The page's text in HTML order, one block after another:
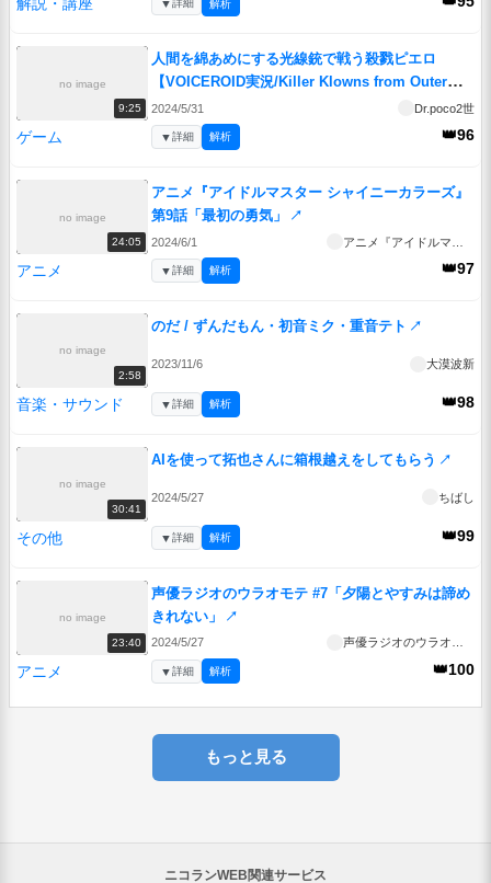
解説・講座 ▼詳細 解析
no image
9:25
人間を綿あめにする光線銃で戦う殺戮ピエロ
【VOICEROID実況/Killer Klowns from Outer
Space: The Game/キラークラウン】
2024/5/31 Dr.poco2世
ゲーム 👑96
▼詳細 解析
no image
24:05
アニメ『アイドルマスター シャイニーカラーズ』
第9話「最初の勇気」
↗
2024/6/1
アニメ 👑97
▼詳細 解析
no image
2:58
のだ / ずんだもん・初音ミク・重音テト ↗
2023/11/6 大漠波新
音楽・サウンド 👑98
▼詳細 解析
no image
30:41
AIを使って拓也さんに箱根越えをしてもらう ↗
2024/5/27 ちばし
その他 👑99
▼詳細 解析
no image
23:40
声優ラジオのウラオモテ #7「夕陽とやすみは諦め
きれない」
↗
2024/5/27 声優ラジオのウラオモテ
アニメ 👑100
▼詳細 解析
もっと見る
ニコランWEB関連サービス